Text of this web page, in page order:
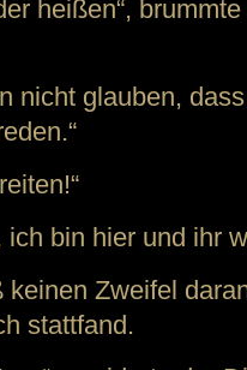
heißen“,
nicht glauben,
bin hier und ihr
Zweifel
stattfand.